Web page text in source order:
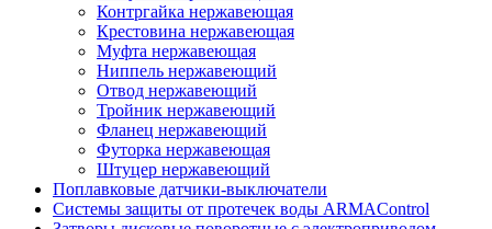
Контргайка нержавеющая
Крестовина нержавеющая
Муфта нержавеющая
Ниппель нержавеющий
Отвод нержавеющий
Тройник нержавеющий
Фланец нержавеющий
Футорка нержавеющая
Штуцер нержавеющий
Поплавковые датчики-выключатели
Системы защиты от протечек воды ARMAControl